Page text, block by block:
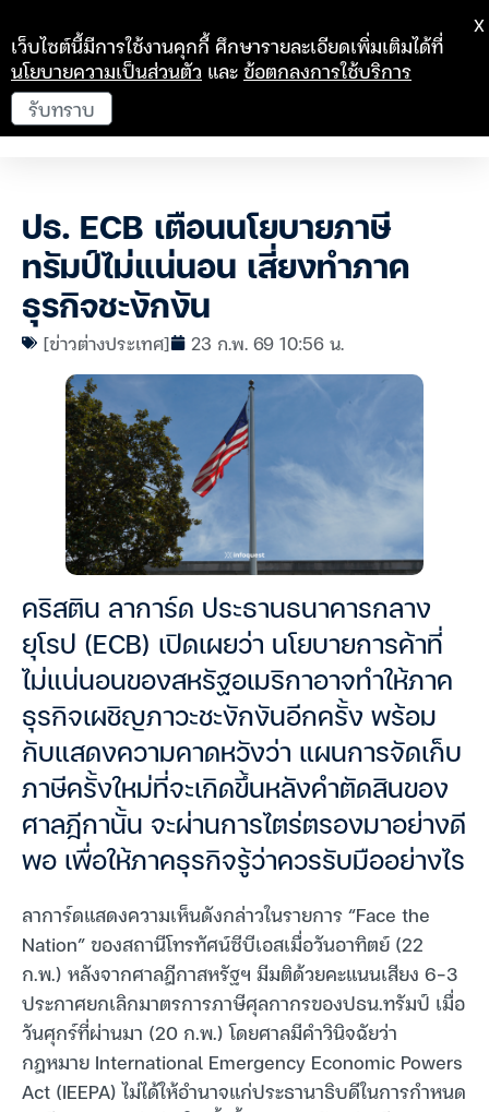
ปธ. ECB เตือนนโยบายภาษี
ทรัมป์ไม่แน่นอน เสี่ยงทำภาค
ธุรกิจชะงักงัน
[ข่าวต่างประเทศ] 23 ก.พ. 69 10:56 น.
คริสติน ลาการ์ด ประธานธนาคารกลาง
ยุโรป (ECB) เปิดเผยว่า นโยบายการค้าที่
ไม่แน่นอนของสหรัฐอเมริกาอาจทำให้ภาค
ธุรกิจเผชิญภาวะชะงักงันอีกครั้ง พร้อม
กับแสดงความคาดหวังว่า แผนการจัดเก็บ
ภาษีครั้งใหม่ที่จะเกิดขึ้นหลังคำตัดสินของ
ศาลฎีกานั้น จะผ่านการไตร่ตรองมาอย่างดี
พอ เพื่อให้ภาคธุรกิจรู้ว่าควรรับมืออย่างไร
ลาการ์ดแสดงความเห็นดังกล่าวในรายการ “Face the
Nation” ของสถานีโทรทัศน์ซีบีเอสเมื่อวันอาทิตย์ (22
ก.พ.) หลังจากศาลฎีกาสหรัฐฯ มีมติด้วยคะแนนเสียง 6-3
ประกาศยกเลิกมาตรการภาษีศุลกากรของปธน.ทรัมป์ เมื่อ
วันศุกร์ที่ผ่านมา (20 ก.พ.) โดยศาลมีคำวินิจฉัยว่า
กฎหมาย International Emergency Economic Powers
Act (IEEPA) ไม่ได้ให้อำนาจแก่ประธานาธิบดีในการกำหนด
เว็บไซต์นี้มีการใช้งานคุกกี้ ศึกษารายละเอียดเพิ่มเติมได้ที่
นโยบายความเป็นส่วนตัว และข้อตกลงการใช้บริการ
รับทราบ
X